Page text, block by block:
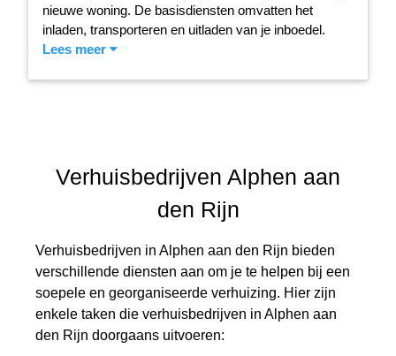
nieuwe woning. De basisdiensten omvatten het
inladen, transporteren en uitladen van je inboedel.
Lees meer
Verhuisbedrijven Alphen aan
den Rijn
Verhuisbedrijven in Alphen aan den Rijn bieden
verschillende diensten aan om je te helpen bij een
soepele en georganiseerde verhuizing. Hier zijn
enkele taken die verhuisbedrijven in Alphen aan
den Rijn doorgaans uitvoeren: